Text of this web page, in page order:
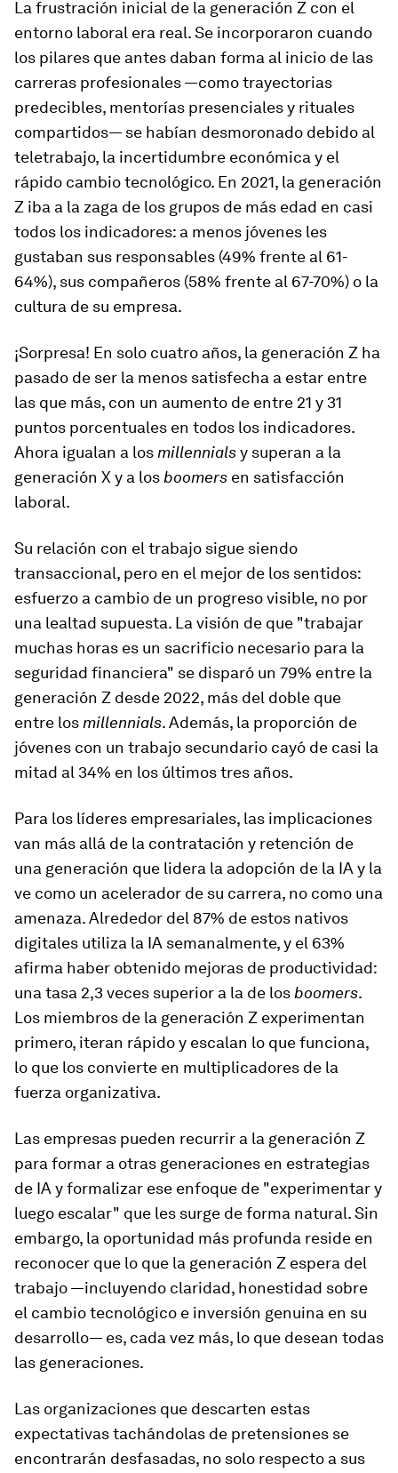
La frustración inicial de la generación Z con el
entorno laboral era real. Se incorporaron cuando
los pilares que antes daban forma al inicio de las
carreras profesionales —como trayectorias
predecibles, mentorías presenciales y rituales
compartidos— se habían desmoronado debido al
teletrabajo, la incertidumbre económica y el
rápido cambio tecnológico. En 2021, la generación
Z iba a la zaga de los grupos de más edad en casi
todos los indicadores: a menos jóvenes les
gustaban sus responsables (49% frente al 61-
64%), sus compañeros (58% frente al 67-70%) o la
cultura de su empresa.
¡Sorpresa! En solo cuatro años, la generación Z ha
pasado de ser la menos satisfecha a estar entre
las que más, con un aumento de entre 21 y 31
puntos porcentuales en todos los indicadores.
Ahora igualan a los millennialsy superan a la
generación X y a los boomers en satisfacción
laboral.
Su relación con el trabajo sigue siendo
transaccional, pero en el mejor de los sentidos:
esfuerzo a cambio de un progreso visible, no por
una lealtad supuesta. La visión de que "trabajar
muchas horas es un sacrificio necesario para la
seguridad financiera" se disparó un 79% entre la
generación Z desde 2022, más del doble que
entre los millennials. Además, la proporción de
jóvenes con un trabajo secundario cayó de casi la
mitad al 34% en los últimos tres años.
Para los líderes empresariales, las implicaciones
van más allá de la contratación y retención de
una generación que lidera la adopción de la IA y la
ve como un acelerador de su carrera, no como una
amenaza. Alrededor del 87% de estos nativos
digitales utiliza la IA semanalmente, y el 63%
afirma haber obtenido mejoras de productividad:
una tasa 2,3 veces superior a la de los boomers.
Los miembros de la generación Z experimentan
primero, iteran rápido y escalan lo que funciona,
lo que los convierte en multiplicadores de la
fuerza organizativa.
Las empresas pueden recurrir a la generación Z
para formar a otras generaciones en estrategias
de IA y formalizar ese enfoque de "experimentar y
luego escalar" que les surge de forma natural. Sin
embargo, la oportunidad más profunda reside en
reconocer que lo que la generación Z espera del
trabajo —incluyendo claridad, honestidad sobre
el cambio tecnológico e inversión genuina en su
desarrollo— es, cada vez más, lo que desean todas
las generaciones.
Las organizaciones que descarten estas
expectativas tachándolas de pretensiones se
encontrarán desfasadas, no solo respecto a sus